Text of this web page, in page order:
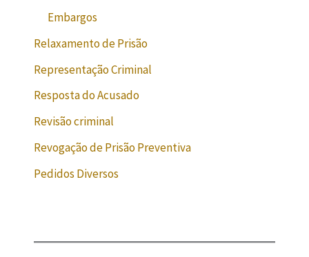
Embargos
Relaxamento de Prisão
Representação Criminal
Resposta do Acusado
Revisão criminal
Revogação de Prisão Preventiva
Pedidos Diversos